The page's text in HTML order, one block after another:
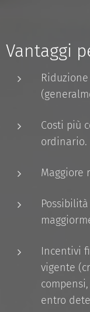
Vantaggi
Costi più
ordinario.
Maggiore
Incentivi
vigente
entro